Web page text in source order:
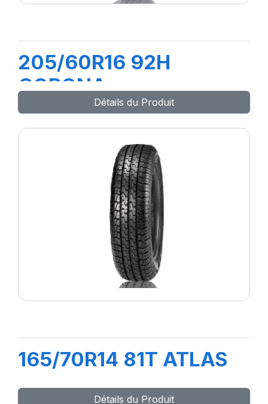
205/60R16 92H
CORONA
Détails du Produit
165/70R14 81T ATLAS
Détails du Produit